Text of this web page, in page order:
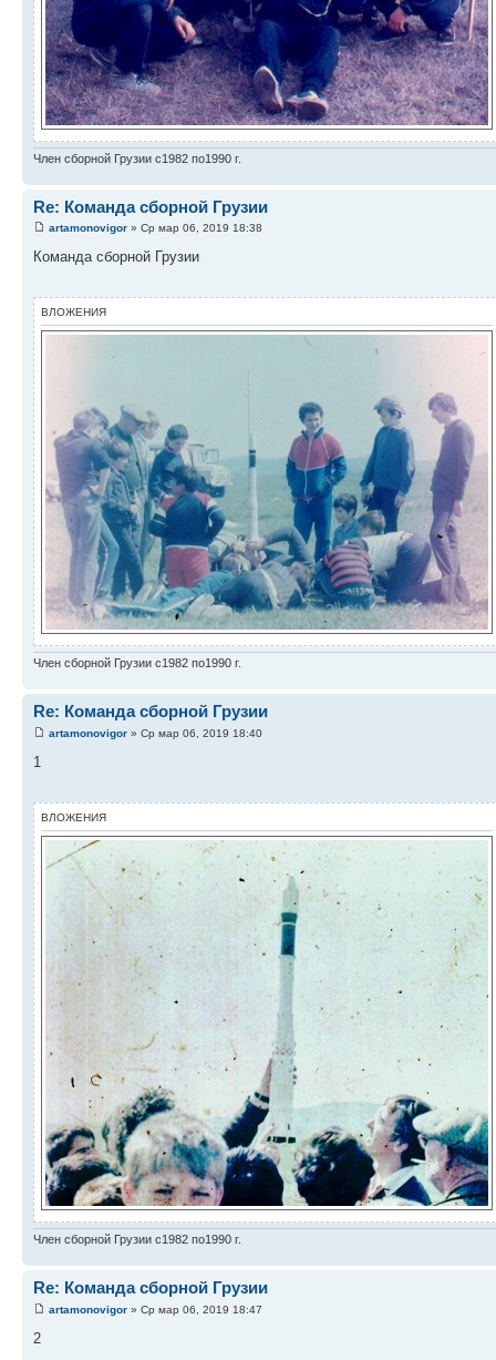
Член сборной Грузии с1982 по1990 г.
Re: Команда сборной Грузии
artamonovigor » Ср мар 06, 2019 18:38
Команда сборной Грузии
ВЛОЖЕНИЯ
Член сборной Грузии с1982 по1990 г.
Re: Команда сборной Грузии
artamonovigor » Ср мар 06, 2019 18:40
1
ВЛОЖЕНИЯ
Член сборной Грузии с1982 по1990 г.
Re: Команда сборной Грузии
artamonovigor » Ср мар 06, 2019 18:47
2